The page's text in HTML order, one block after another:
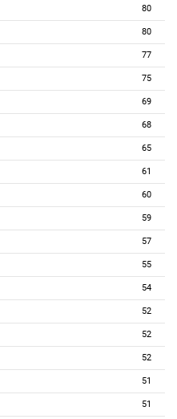
80
80
77
75
69
68
65
61
60
59
57
55
54
52
52
52
51
51